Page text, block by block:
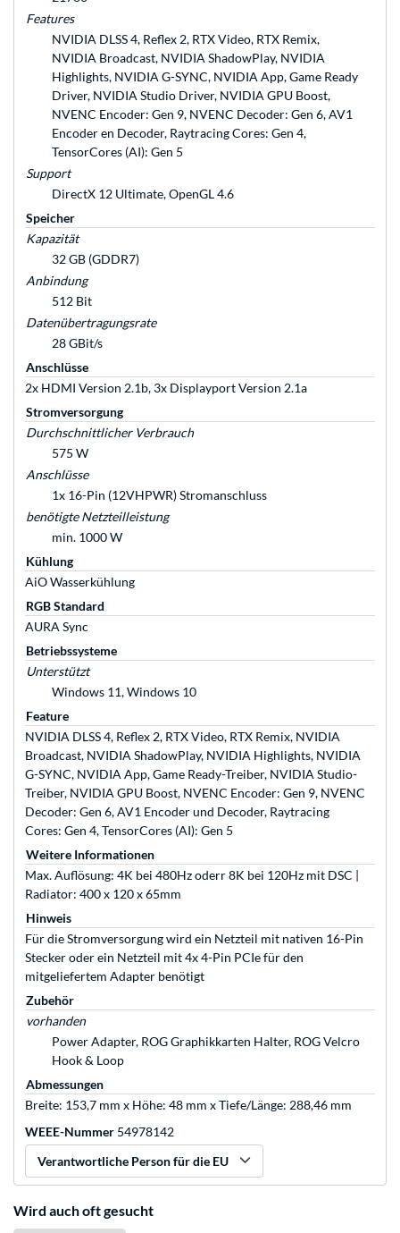
Features
NVIDIA DLSS 4, Reflex 2, RTX Video, RTX Remix,
NVIDIA Broadcast, NVIDIA ShadowPlay, NVIDIA
Highlights, NVIDIA G-SYNC, NVIDIA App, Game Ready
Driver, NVIDIA Studio Driver, NVIDIA GPU Boost,
NVENC Encoder: Gen 9, NVENC Decoder: Gen 6, AV1
Encoder en Decoder, Raytracing Cores: Gen 4,
TensorCores (AI): Gen 5
Support
DirectX 12 Ultimate, OpenGL 4.6
Speicher
Kapazität
32 GB (GDDR7)
Anbindung
512 Bit
Datenübertragungsrate
28 GBit/s
Anschlüsse
2x HDMI Version 2.1b, 3x Displayport Version 2.1a
Stromversorgung
Durchschnittlicher Verbrauch
575 W
Anschlüsse
1x 16-Pin (12VHPWR) Stromanschluss
benötigte Netzteilleistung
min. 1000 W
Kühlung
AiO Wasserkühlung
RGB Standard
AURA Sync
Betriebssysteme
Unterstützt
Windows 11, Windows 10
Feature
NVIDIA DLSS 4, Reflex 2, RTX Video, RTX Remix, NVIDIA
Broadcast, NVIDIA ShadowPlay, NVIDIA Highlights, NVIDIA
G-SYNC, NVIDIA App, Game Ready-Treiber, NVIDIA Studio-
Treiber, NVIDIA GPU Boost, NVENC Encoder: Gen 9, NVENC
Decoder: Gen 6, AV1 Encoder und Decoder, Raytracing
Cores: Gen 4, TensorCores (AI): Gen 5
Weitere Informationen
Max. Auflösung: 4K bei 480Hz oderr 8K bei 120Hz mit DSC |
Radiator: 400 x 120 x 65mm
Hinweis
Für die Stromversorgung wird ein Netzteil mit nativen 16-Pin
Stecker oder ein Netzteil mit 4x 4-Pin PCIe für den
mitgeliefertem Adapter benötigt
Zubehör
vorhanden
Power Adapter, ROG Graphikkarten Halter, ROG Velcro
Hook & Loop
Abmessungen
Breite: 153,7 mm x Höhe: 48 mm x Tiefe/Länge: 288,46 mm
WEEE-Nummer 54978142
Verantwortliche Person für die EU
Wird auch oft gesucht